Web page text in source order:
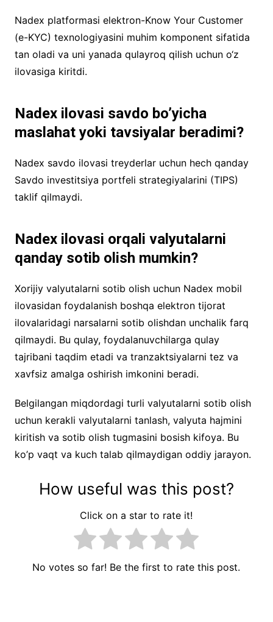
Nadex platformasi elektron-Know Your Customer
(e-KYC) texnologiyasini muhim komponent sifatida
tan oladi va uni yanada qulayroq qilish uchun o‘z
ilovasiga kiritdi.
Nadex ilovasi savdo bo’yicha
maslahat yoki tavsiyalar beradimi?
Nadex savdo ilovasi treyderlar uchun hech qanday
Savdo investitsiya portfeli strategiyalarini (TIPS)
taklif qilmaydi.
Nadex ilovasi orqali valyutalarni
qanday sotib olish mumkin?
Xorijiy valyutalarni sotib olish uchun Nadex mobil
ilovasidan foydalanish boshqa elektron tijorat
ilovalaridagi narsalarni sotib olishdan unchalik farq
qilmaydi. Bu qulay, foydalanuvchilarga qulay
tajribani taqdim etadi va tranzaktsiyalarni tez va
xavfsiz amalga oshirish imkonini beradi.
Belgilangan miqdordagi turli valyutalarni sotib olish
uchun kerakli valyutalarni tanlash, valyuta hajmini
kiritish va sotib olish tugmasini bosish kifoya. Bu
ko’p vaqt va kuch talab qilmaydigan oddiy jarayon.
How useful was this post?
Click on a star to rate it!
No votes so far! Be the first to rate this post.